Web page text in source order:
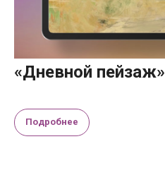
«Дневной пейзаж»
Подробнее